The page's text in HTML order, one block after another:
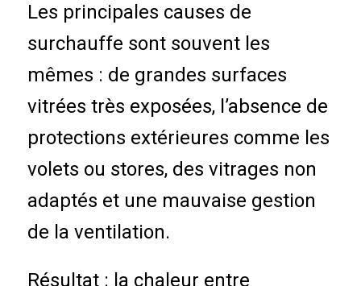
Les principales causes de
surchauffe sont souvent les
mêmes : de grandes surfaces
vitrées très exposées, l’absence de
protections extérieures comme les
volets ou stores, des vitrages non
adaptés et une mauvaise gestion
de la ventilation.
Résultat : la chaleur entre